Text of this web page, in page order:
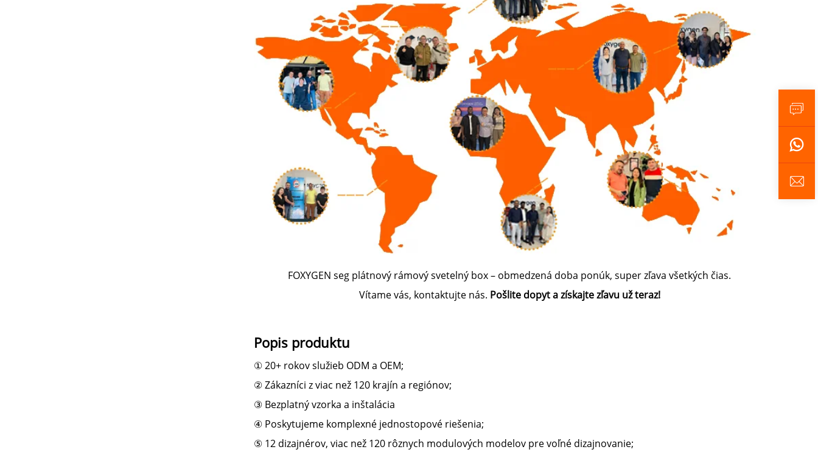
FOXYGEN seg plátnový rámový svetelný box – obmedzená doba ponúk, super zľava všetkých čias.
Vítame vás, kontaktujte nás. Pošlite dopyt a získajte zľavu už teraz!
Popis produktu
① 20+ rokov služieb ODM a OEM;
② Zákazníci z viac než 120 krajín a regiónov;
③ Bezplatný vzorka a inštalácia
④ Poskytujeme komplexné jednostopové riešenia;
⑤ 12 dizajnérov, viac než 120 rôznych modulových modelov pre voľné dizajnovanie;